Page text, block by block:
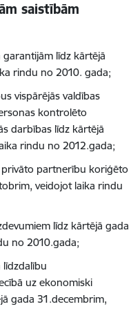
saistībām
līdz kārtējā
rindu no 2010. gada;
vispārējās valdības
kontrolēto
darbības līdz kārtējā
rindu no 2012.gada;
partnerību koriģēto
veidojot laika rindu
līdz kārtējā gada
no 2010.gada;
līdzdalību
uz ekonomiski
gada 31.decembrim,